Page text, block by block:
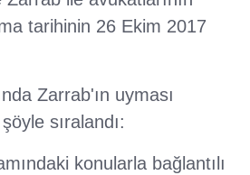
tarihinin 26 Ekim 2017
Zarrab'ın uyması
sıralandı:
konularla bağlantılı